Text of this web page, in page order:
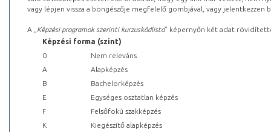
vagy lépjen vissza a böngészője megfelelő gombjával, vagy
A „ Képzési programok szerinti kurzuskódlista” képernyőn két adat
Képzési forma (szint)
0
Nem releváns
A
Alapképzés
B
Bachelorképzés
E
Egységes osztatlan képzés
F
Felsőfokú szakképzés
K
Kiegészítő alapképzés